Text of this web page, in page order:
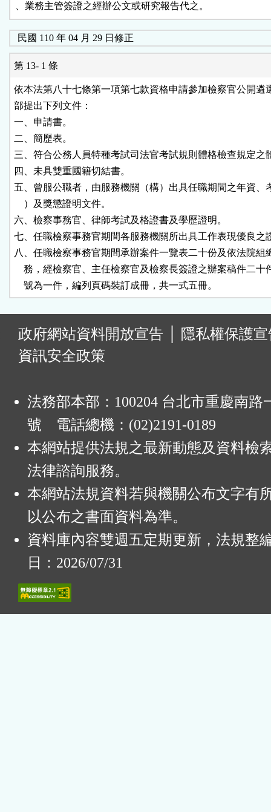
、業務主管簽證之經辦公文或研究報告代之。
民國 110 年 04 月 29 日修正
第 13- 1 條
依本法第八十七條第一項第七款資格申請參加檢察官公開遴
部提出下列文件：
一、申請書。
二、簡歷表。
三、符合公務人員特種考試司法官考試規則體格檢查規定之
四、未具雙重國籍切結書。
五、曾服公職者，由服務機關（構）出具任職期間之年資、
    ）及獎懲證明文件。
六、檢察事務官、律師考試及格證書及學歷證明。
七、任職檢察事務官期間各服務機關所出具工作表現優良之
八、任職檢察事務官期間承辦案件一覽表二十份及依法院組
務，經檢察官、主任檢察官及檢察長簽證之辦案稿件二十
    號為一件，編列頁碼裝訂成冊，共一式五冊。
政府網站資料開放宣告
隱私權保護
資訊安全政策
法務部本部：100204 台北市重慶南路
號 電話總機：(02)2191-0189
本網站提供法規之最新動態及資料檢
法律諮詢服務。
本網站法規資料若與機關公布文字有
以公布之書面資料為準。
資料庫內容雙週五定期更新，法規整
日：2026/07/31